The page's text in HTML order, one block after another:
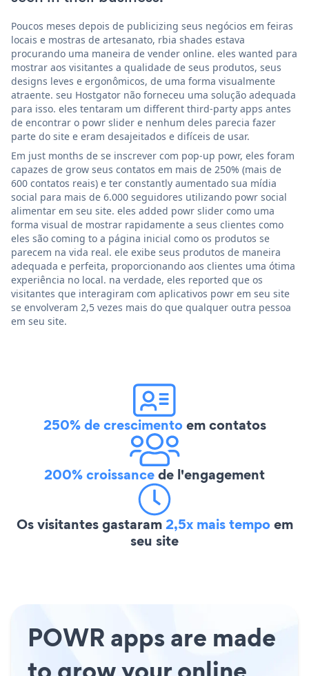
Poucos meses depois de publicizing seus negócios em feiras
locais e mostras de artesanato, rbia shades estava
procurando uma maneira de vender online. eles wanted para
mostrar aos visitantes a qualidade de seus produtos, seus
designs leves e ergonômicos, de uma forma visualmente
atraente. seu Hostgator não forneceu uma solução adequada
para isso. eles tentaram um different third-party apps antes
de encontrar o powr slider e nenhum deles parecia fazer
parte do site e eram desajeitados e difíceis de usar.
Em just months de se inscrever com pop-up powr, eles foram
capazes de grow seus contatos em mais de 250% (mais de
600 contatos reais) e ter constantly aumentado sua mídia
social para mais de 6.000 seguidores utilizando powr social
alimentar em seu site. eles added powr slider como uma
forma visual de mostrar rapidamente a seus clientes como
eles são coming to a página inicial como os produtos se
parecem na vida real. ele exibe seus produtos de maneira
adequada e perfeita, proporcionando aos clientes uma ótima
experiência no local. na verdade, eles reported que os
visitantes que interagiram com aplicativos powr em seu site
se envolveram 2,5 vezes mais do que qualquer outra pessoa
em seu site.
250% de crescimentoem contatos
200% croissancede l'engagement
Os visitantes gastaram2,5x mais tempoem
seu site
POWR apps are made